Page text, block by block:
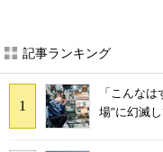
記事ランキング
「こんな
場”に幻滅